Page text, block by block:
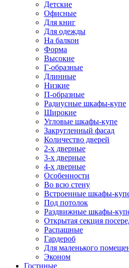
Детские
Офисные
Для книг
Для одежды
На балкон
Форма
Высокие
Г-образные
Длинные
Низкие
П-образные
Радиусные шкафы-купе
Широкие
Угловые шкафы-купе
Закругленный фасад
Количество дверей
2-х дверные
3-х дверные
4-х дверные
Особенности
Во всю стену
Встроенные шкафы-
Под потолок
Раздвижные шкафы-
Открытая секция
Распашные
Гардероб
Для маленького
Эконом
Гостиные